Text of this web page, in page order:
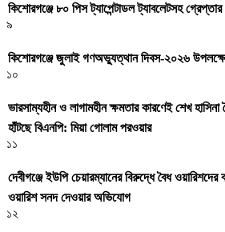
কিশোরগঞ্জে ৮০ পিস ট্যাপেন্টাডল ট্যাবলেটসহ
৯
কিশোরগঞ্জে জুলাই গণঅভ্যুত্থান দিবস-২০২৬
১০
ভারসাম্যহীন ও লাগামহীন ক্ষমতার কারণেই শেখ
হাঁটছে বিএনপি: মিয়া গোলাম পরওয়ার
১১
দেবীগঞ্জে ইউপি চেয়ারম্যানের বিরুদ্ধে বৈধ
ওয়ারিশ সনদ দেওয়ার অভিযোগ
১২